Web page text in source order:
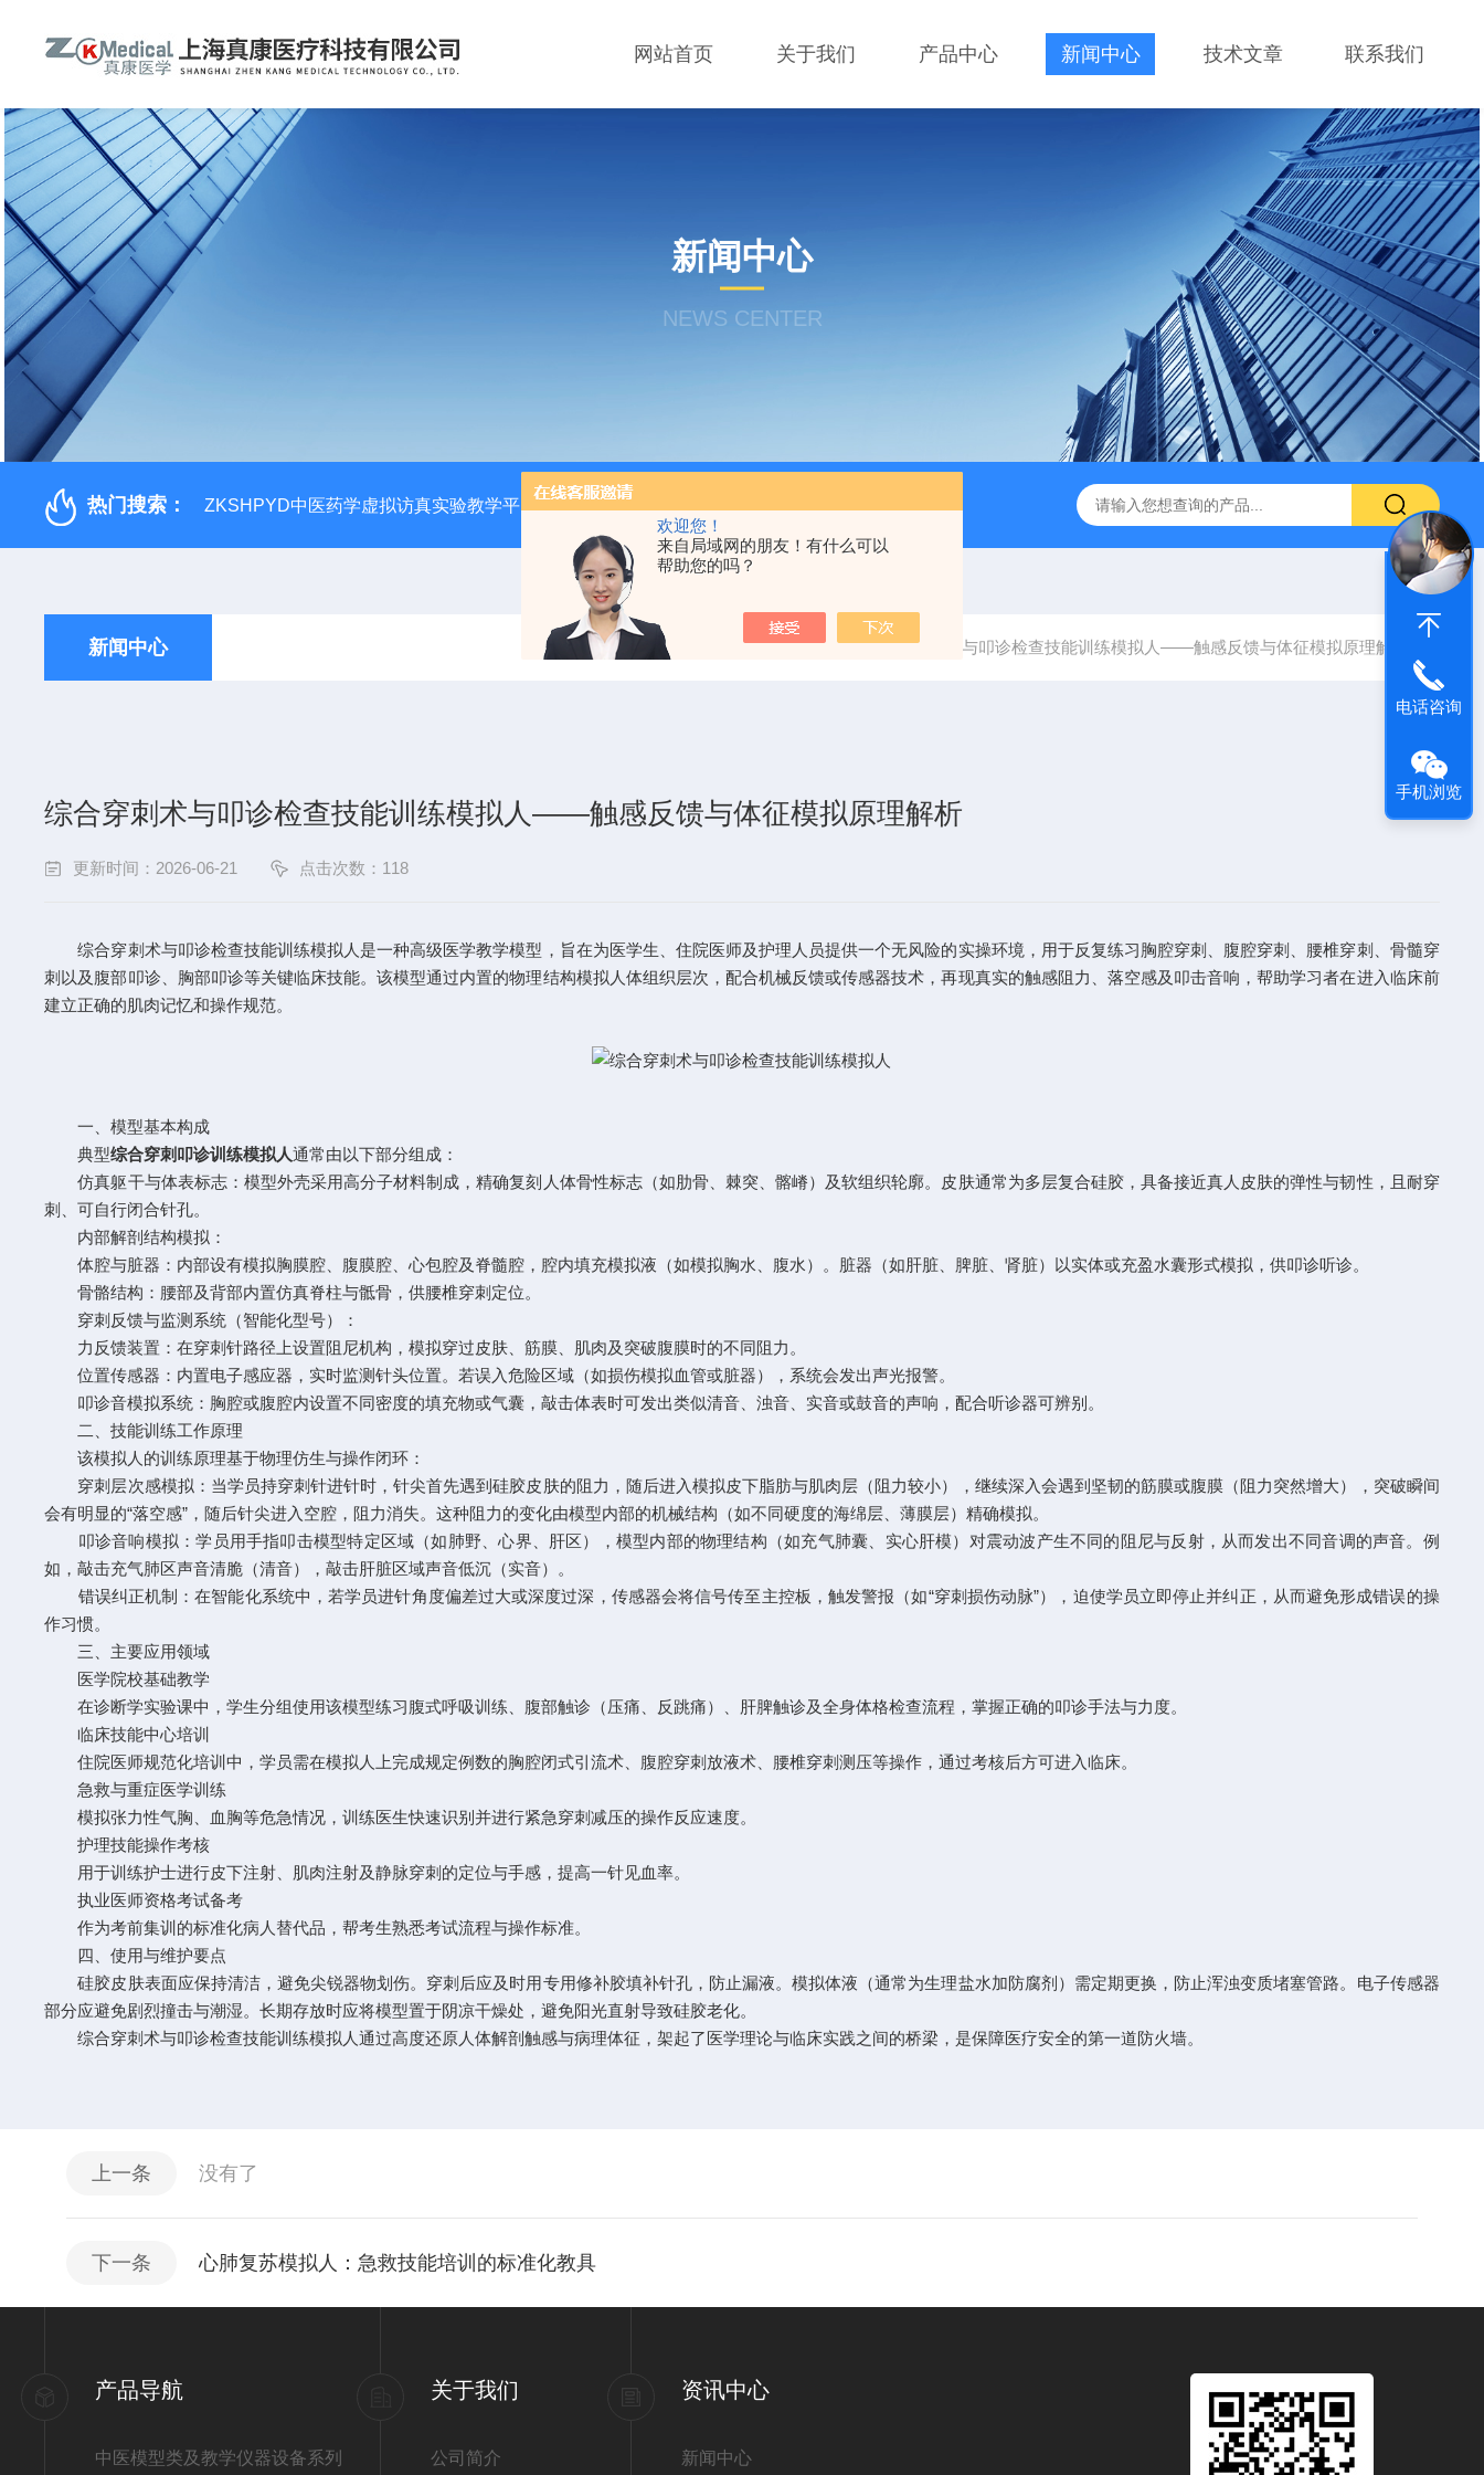
欢迎您！
来自局域网的朋友！有什么可以
帮助您的吗？
网站首页 关于我们 产品中心 新闻中心 技术文章 联系我们
新闻中心
NEWS CENTER
热门搜索： ZKSHPYD中医药学虚拟访真实验教学平台 ZKF—AX全身针灸仿真训练系统 ZKCJ-208F经穴学及针刺仿真训练系统 ZKCJ300多媒体经穴学及针刺仿真训
新闻中心 当前位置： 首页 新闻中心 综合穿刺术与叩诊检查技能训练模拟人——触感反馈与体征模拟原理解析
综合穿刺术与叩诊检查技能训练模拟人——触感反馈与体征模拟原理解析
更新时间：2026-06-21 点击次数：118
综合穿刺术与叩诊检查技能训练模拟人是一种高级医学教学模型，旨在为医学生、住院医师及护理人员提供一个无风险的实操环境，用于反复练习胸腔穿刺、腹腔穿刺、腰椎穿刺、骨髓穿
刺以及腹部叩诊、胸部叩诊等关键临床技能。该模型通过内置的物理结构模拟人体组织层次，配合机械反馈或传感器技术，再现真实的触感阻力、落空感及叩击音响，帮助学习者在进入临床前
建立正确的肌肉记忆和操作规范。
一、模型基本构成
典型综合穿刺叩诊训练模拟人通常由以下部分组成：
仿真躯干与体表标志：模型外壳采用高分子材料制成，精确复刻人体骨性标志（如肋骨、棘突、髂嵴）及软组织轮廓。皮肤通常为多层复合硅胶，具备接近真人皮肤的弹性与韧性，且耐穿
刺、可自行闭合针孔。
内部解剖结构模拟：
体腔与脏器：内部设有模拟胸膜腔、腹膜腔、心包腔及脊髓腔，腔内填充模拟液（如模拟胸水、腹水）。脏器（如肝脏、脾脏、肾脏）以实体或充盈水囊形式模拟，供叩诊听诊。
骨骼结构：腰部及背部内置仿真脊柱与骶骨，供腰椎穿刺定位。
穿刺反馈与监测系统（智能化型号）：
力反馈装置：在穿刺针路径上设置阻尼机构，模拟穿过皮肤、筋膜、肌肉及突破腹膜时的不同阻力。
位置传感器：内置电子感应器，实时监测针头位置。若误入危险区域（如损伤模拟血管或脏器），系统会发出声光报警。
叩诊音模拟系统：胸腔或腹腔内设置不同密度的填充物或气囊，敲击体表时可发出类似清音、浊音、实音或鼓音的声响，配合听诊器可辨别。
二、技能训练工作原理
该模拟人的训练原理基于物理仿生与操作闭环：
穿刺层次感模拟：当学员持穿刺针进针时，针尖首先遇到硅胶皮肤的阻力，随后进入模拟皮下脂肪与肌肉层（阻力较小），继续深入会遇到坚韧的筋膜或腹膜（阻力突然增大），突破瞬间
会有明显的“落空感”，随后针尖进入空腔，阻力消失。这种阻力的变化由模型内部的机械结构（如不同硬度的海绵层、薄膜层）精确模拟。
叩诊音响模拟：学员用手指叩击模型特定区域（如肺野、心界、肝区），模型内部的物理结构（如充气肺囊、实心肝模）对震动波产生不同的阻尼与反射，从而发出不同音调的声音。例
如，敲击充气肺区声音清脆（清音），敲击肝脏区域声音低沉（实音）。
错误纠正机制：在智能化系统中，若学员进针角度偏差过大或深度过深，传感器会将信号传至主控板，触发警报（如“穿刺损伤动脉”），迫使学员立即停止并纠正，从而避免形成错误的操
作习惯。
三、主要应用领域
医学院校基础教学​
在诊断学实验课中，学生分组使用该模型练习腹式呼吸训练、腹部触诊（压痛、反跳痛）、肝脾触诊及全身体格检查流程，掌握正确的叩诊手法与力度。
临床技能中心培训​
住院医师规范化培训中，学员需在模拟人上完成规定例数的胸腔闭式引流术、腹腔穿刺放液术、腰椎穿刺测压等操作，通过考核后方可进入临床。
急救与重症医学训练​
模拟张力性气胸、血胸等危急情况，训练医生快速识别并进行紧急穿刺减压的操作反应速度。
护理技能操作考核​
用于训练护士进行皮下注射、肌肉注射及静脉穿刺的定位与手感，提高一针见血率。
执业医师资格考试备考​
作为考前集训的标准化病人替代品，帮考生熟悉考试流程与操作标准。
四、使用与维护要点
硅胶皮肤表面应保持清洁，避免尖锐器物划伤。穿刺后应及时用专用修补胶填补针孔，防止漏液。模拟体液（通常为生理盐水加防腐剂）需定期更换，防止浑浊变质堵塞管路。电子传感器
部分应避免剧烈撞击与潮湿。长期存放时应将模型置于阴凉干燥处，避免阳光直射导致硅胶老化。
综合穿刺术与叩诊检查技能训练模拟人通过高度还原人体解剖触感与病理体征，架起了医学理论与临床实践之间的桥梁，是保障医疗安全的第一道防火墙。
上一条 没有了
下一条 心肺复苏模拟人：急救技能培训的标准化教具
产品导航
中医模型类及教学仪器设备系列
关于我们
公司简介
资讯中心
新闻中心
电话咨询
手机浏览